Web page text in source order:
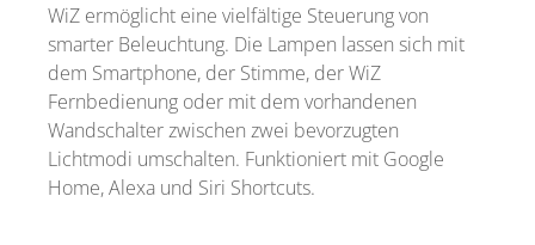
WiZ ermöglicht eine vielfältige Steuerung von
smarter Beleuchtung. Die Lampen lassen sich mit
dem Smartphone, der Stimme, der WiZ
Fernbedienung oder mit dem vorhandenen
Wandschalter zwischen zwei bevorzugten
Lichtmodi umschalten. Funktioniert mit Google
Home, Alexa und Siri Shortcuts.